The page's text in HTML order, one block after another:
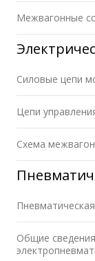
Межвагонные
Силовые цепи
Цепи
Схема
Общие